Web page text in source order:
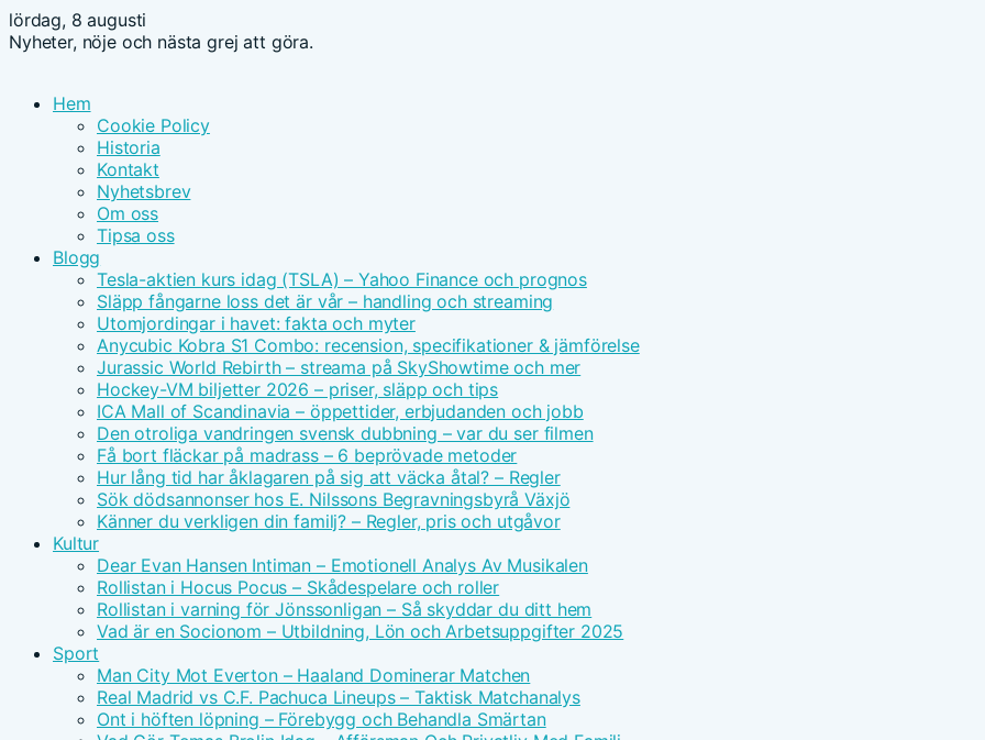
lördag, 8 augusti
Nyheter, nöje och nästa grej att göra.
Hem
Cookie Policy
Historia
Kontakt
Nyhetsbrev
Om oss
Tipsa oss
Blogg
Tesla-aktien kurs idag (TSLA) – Yahoo Finance och prognos
Släpp fångarne loss det är vår – handling och streaming
Utomjordingar i havet: fakta och myter
Anycubic Kobra S1 Combo: recension, specifikationer & jämförelse
Jurassic World Rebirth – streama på SkyShowtime och mer
Hockey-VM biljetter 2026 – priser, släpp och tips
ICA Mall of Scandinavia – öppettider, erbjudanden och jobb
Den otroliga vandringen svensk dubbning – var du ser filmen
Få bort fläckar på madrass – 6 beprövade metoder
Hur lång tid har åklagaren på sig att väcka åtal? – Regler
Sök dödsannonser hos E. Nilssons Begravningsbyrå Växjö
Känner du verkligen din familj? – Regler, pris och utgåvor
Kultur
Dear Evan Hansen Intiman – Emotionell Analys Av Musikalen
Rollistan i Hocus Pocus – Skådespelare och roller
Rollistan i varning för Jönssonligan – Så skyddar du ditt hem
Vad är en Socionom – Utbildning, Lön och Arbetsuppgifter 2025
Sport
Man City Mot Everton – Haaland Dominerar Matchen
Real Madrid vs C.F. Pachuca Lineups – Taktisk Matchanalys
Ont i höften löpning – Förebygg och Behandla Smärtan